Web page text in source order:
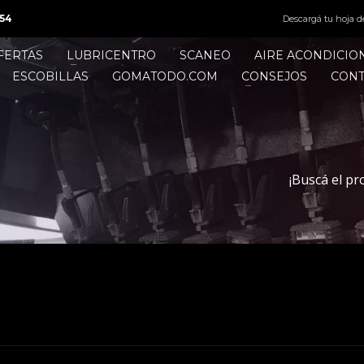
Descargá tu hoja
LUBRICENTRO SCANEO
AIRE
ESCOBILLAS
GOMATODO.COM CONSEJOS
¡Buscá el